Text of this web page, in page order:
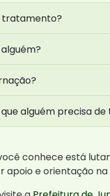
tratamento?
que alguém precisa
conhece está
apoio e orientação